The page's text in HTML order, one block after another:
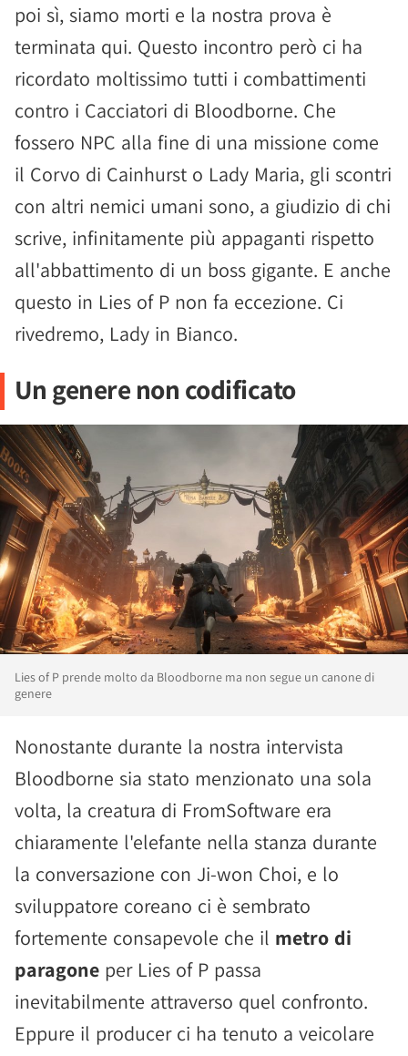
poi sì, siamo morti e la nostra prova è
terminata qui. Questo incontro però ci ha
ricordato moltissimo tutti i combattimenti
contro i Cacciatori di Bloodborne. Che
fossero NPC alla fine di una missione come
il Corvo di Cainhurst o Lady Maria, gli scontri
con altri nemici umani sono, a giudizio di chi
scrive, infinitamente più appaganti rispetto
all'abbattimento di un boss gigante. E anche
questo in Lies of P non fa eccezione. Ci
rivedremo, Lady in Bianco.
Un genere non codificato
Lies of P prende molto da Bloodborne ma non segue un canone di
genere
Nonostante durante la nostra intervista
Bloodborne sia stato menzionato una sola
volta, la creatura di FromSoftware era
chiaramente l'elefante nella stanza durante
la conversazione con Ji-won Choi, e lo
sviluppatore coreano ci è sembrato
fortemente consapevole che il metro di
paragone per Lies of P passa
inevitabilmente attraverso quel confronto.
Eppure il producer ci ha tenuto a veicolare